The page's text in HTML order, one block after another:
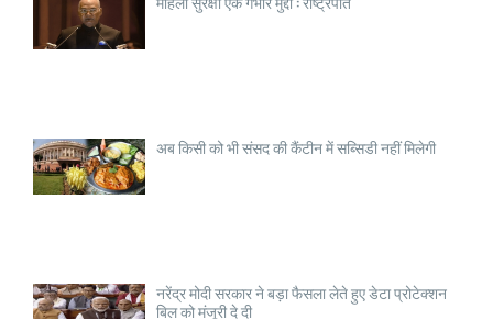
अब किसी को भी संसद की कैंटीन में सब्सिडी नहीं मिलेगी
नरेंद्र मोदी सरकार ने बड़ा फैसला लेते हुए डेटा प्रोटेक्शन
बिल को मंजूरी दे दी